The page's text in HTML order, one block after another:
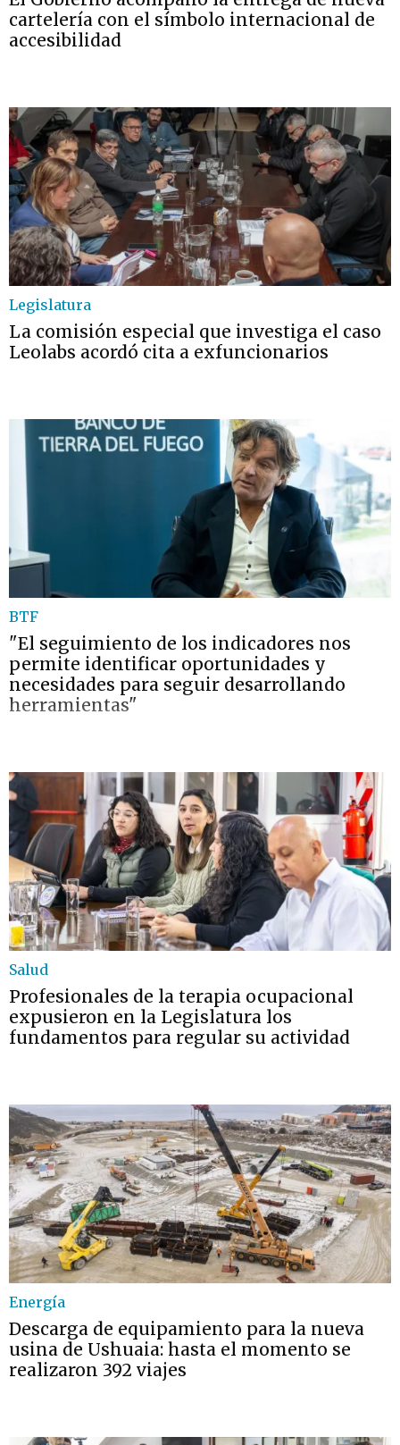
cartelería con el símbolo internacional de
accesibilidad
Legislatura
La comisión especial que investiga el caso
Leolabs acordó cita a exfuncionarios
BTF
"El seguimiento de los indicadores nos
permite identificar oportunidades y
necesidades para seguir desarrollando
herramientas"
Salud
Profesionales de la terapia ocupacional
expusieron en la Legislatura los
fundamentos para regular su actividad
Energía
Descarga de equipamiento para la nueva
usina de Ushuaia: hasta el momento se
realizaron 392 viajes